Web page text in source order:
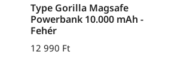
Type Gorilla Magsafe
Powerbank 10.000 mAh -
Fehér
12 990 Ft